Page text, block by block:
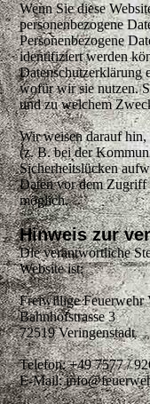
Wenn Sie diese
personenbezogene
Personenbezogene
identifiziert werden
Datenschutzerklärung
wofür wir sie nutzen.
und zu welchem
Wir weisen darauf hin,
(z. B. bei der
Sicherheitslücken
Daten vor dem
möglich.
Hinweis zur
Die verantwortliche
Website ist:
Freiwillige Feuerwehr
Bahnhofstrasse 3
72519 Veringenstadt
Telefon: +49 7577 /
E-Mail: